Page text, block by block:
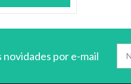
novidades por e-mail